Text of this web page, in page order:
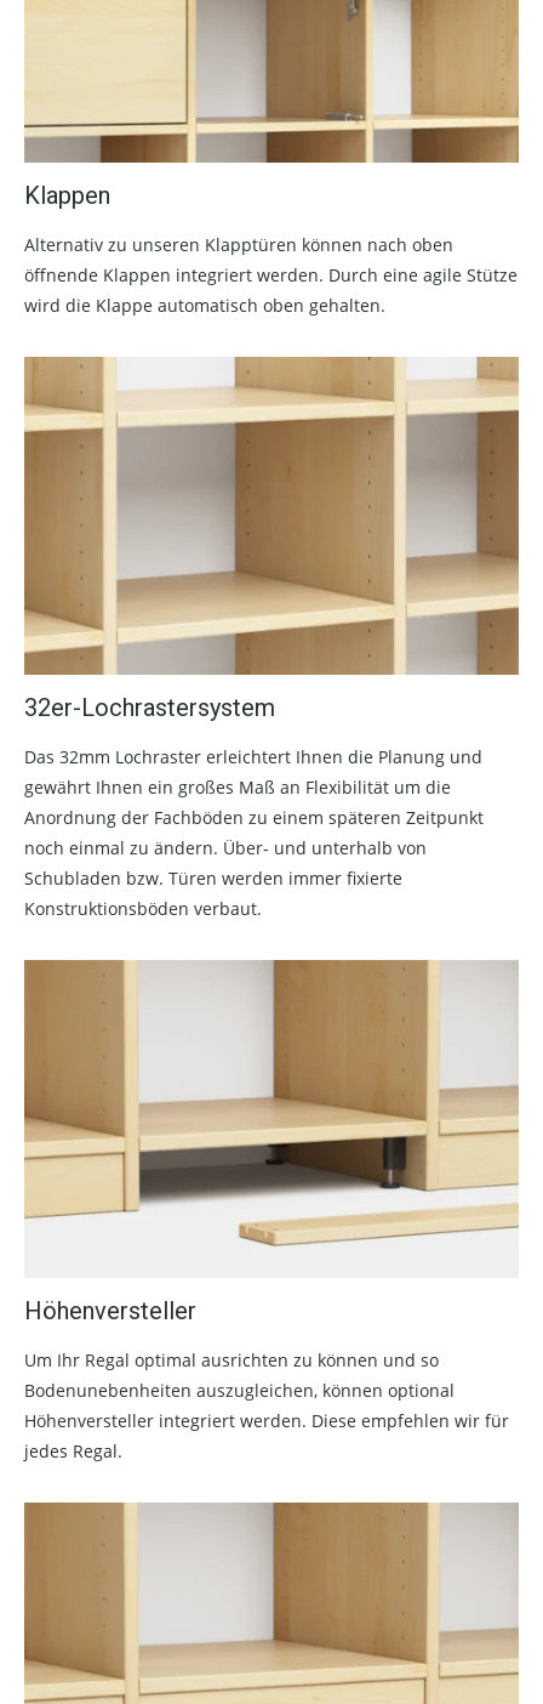
Klappen
Alternativ zu unseren Klapptüren können nach oben
öffnende Klappen integriert werden. Durch eine agile Stütze
wird die Klappe automatisch oben gehalten.
32er-Lochrastersystem
Das 32mm Lochraster erleichtert Ihnen die Planung und
gewährt Ihnen ein großes Maß an Flexibilität um die
Anordnung der Fachböden zu einem späteren Zeitpunkt
noch einmal zu ändern. Über- und unterhalb von
Schubladen bzw. Türen werden immer fixierte
Konstruktionsböden verbaut.
Höhenversteller
Um Ihr Regal optimal ausrichten zu können und so
Bodenunebenheiten auszugleichen, können optional
Höhenversteller integriert werden. Diese empfehlen wir für
jedes Regal.